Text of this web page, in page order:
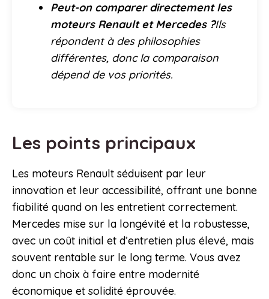
Peut-on comparer directement les
moteurs Renault et Mercedes ?Ils
répondent à des philosophies
différentes, donc la comparaison
dépend de vos priorités.
Les points principaux
Les moteurs Renault séduisent par leur
innovation et leur accessibilité, offrant une bonne
fiabilité quand on les entretient correctement.
Mercedes mise sur la longévité et la robustesse,
avec un coût initial et d’entretien plus élevé, mais
souvent rentable sur le long terme. Vous avez
donc un choix à faire entre modernité
économique et solidité éprouvée.